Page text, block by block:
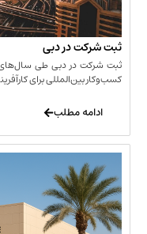
در دبی
دبی طی سال‌های اخیر به یکی از
برای کارآفرینان، فریلنسرها